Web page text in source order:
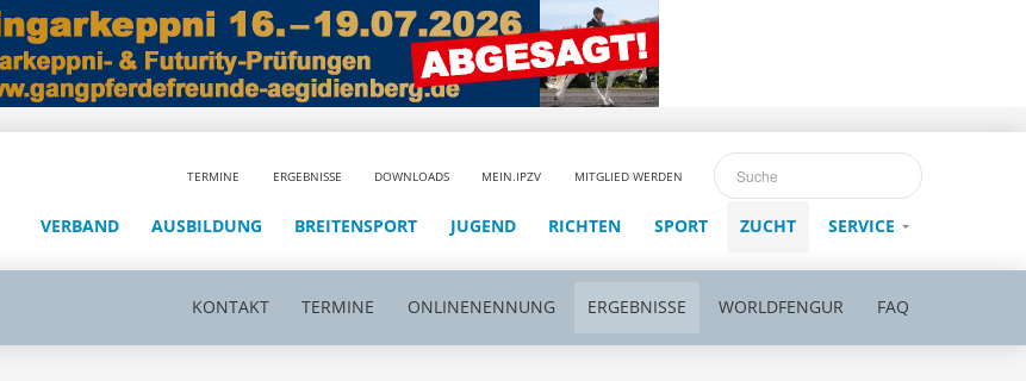
TERMINE ERGEBNISSE DOWNLOADS MEIN.IPZV MITGLIED WERDEN
VERBAND AUSBILDUNG BREITENSPORT JUGEND RICHTEN SPORT ZUCHT SERVICE
KONTAKT TERMINE ONLINENENNUNG ERGEBNISSE WORLDFENGUR FAQ